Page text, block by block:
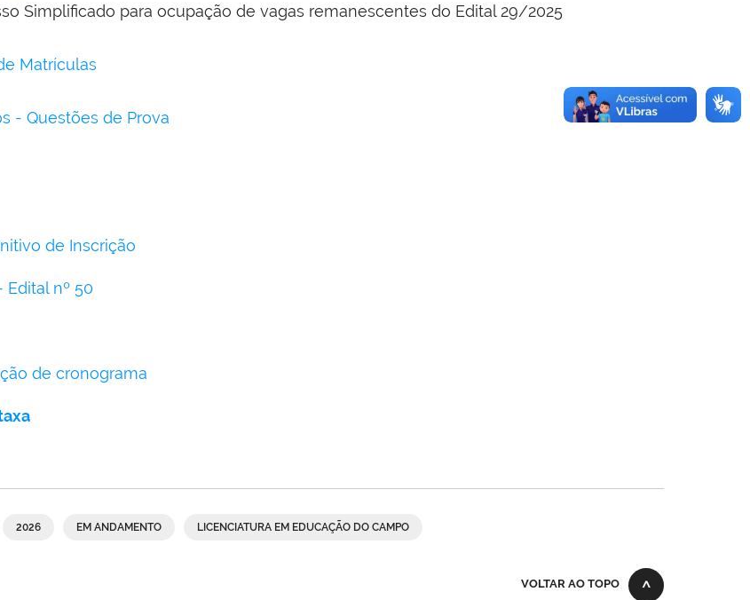
Simplificado para ocupação de vagas remanescentes do Edital 29/2025
Matrículas
- Questões de Prova
de Inscrição
Edital nº 50
de cronograma
2026 EM ANDAMENTO LICENCIATURA EM EDUCAÇÃO DO CAMPO
VOLTAR AO TOPO